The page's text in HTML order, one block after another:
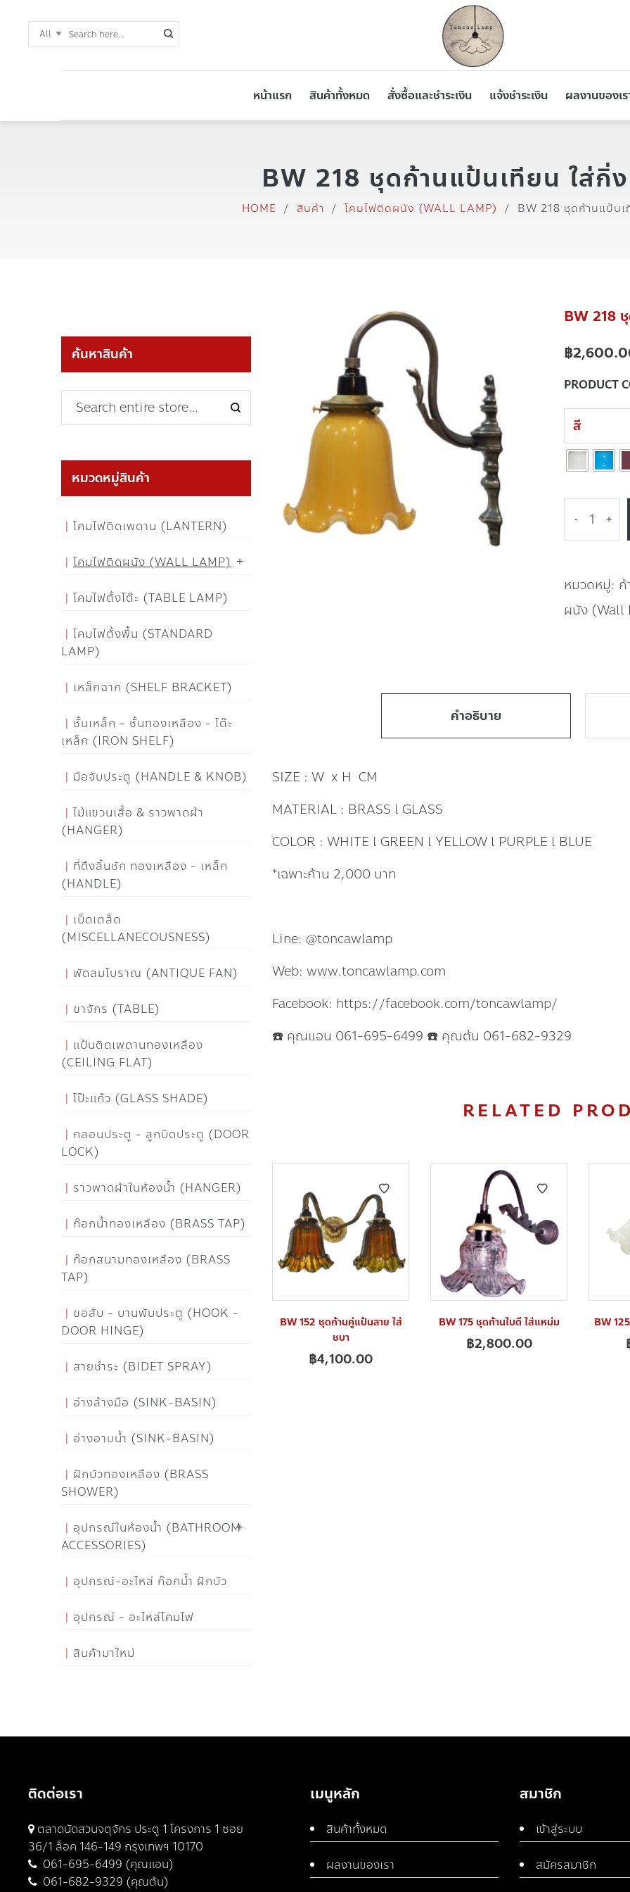
หน้าแรก สินค้าทั้งหมด สั่งซื้อและชำระเงิน แจ้งชำระเงิน ผลงานของเร
BW 218 ชุดก้านแป้นเทียน ใส่กิ่ง
HOME / สินค้า / โคมไฟติดผนัง (WALL LAMP) / BW 218 ชุดก้านแป้นเ
BW 218
฿
PRODUCT
สี
- +
หมวดหมู่:
ผนัง (Wall
คำอธิบาย
SIZE : W x H CM
MATERIAL : BRASS l GLASS
COLOR : WHITE l GREEN l YELLOW l PURPLE l BLUE
*เฉพาะก้าน 2,000 บาท
Line: @toncawlamp
Web: www.toncawlamp.com
Facebook: https://facebook.com/toncawlamp/
☎️ คุณแอน 061-695-6499 ☎️ คุณต้น 061-682-9329
RELATED
BW 152 ชุดก้านคู่แป้นลาย ใส่
ชบา
฿4,100.00
BW 175 ชุดก้านใบตี ใส่แหม่ม
฿2,800.00
BW
ค้นหาสินค้า
หมวดหมู่สินค้า
โคมไฟติดเพดาน (LANTERN)
โคมไฟติดผนัง (WALL LAMP)
โคมไฟตั้งโต๊ะ (TABLE LAMP)
โคมไฟตั้งพื้น (STANDARD
LAMP)
เหล็กฉาก (SHELF BRACKET)
ชั้นเหล็ก - ชั้นทองเหลือง - โต๊ะ
เหล็ก (IRON SHELF)
มือจับประตู (HANDLE & KNOB)
ไม้แขวนเสื้อ & ราวพาดผ้า
(HANGER)
ที่ดึงลิ้นชัก ทองเหลือง - เหล็ก
(HANDLE)
เบ็ดเตล็ด
(MISCELLANECOUSNESS)
พัดลมโบราณ (ANTIQUE FAN)
ขาจักร (TABLE)
แป้นติดเพดานทองเหลือง
(CEILING FLAT)
โป๊ะแก้ว (GLASS SHADE)
กลอนประตู - ลูกบิดประตู (DOOR
LOCK)
ราวพาดผ้าในห้องน้ำ (HANGER)
ก๊อกน้ำทองเหลือง (BRASS TAP)
ก๊อกสนามทองเหลือง (BRASS
TAP)
ขอสับ - บานพับประตู (HOOK -
DOOR HINGE)
สายชำระ (BIDET SPRAY)
อ่างล้างมือ (SINK-BASIN)
อ่างอาบน้ำ (SINK-BASIN)
ฝักบัวทองเหลือง (BRASS
SHOWER)
อุปกรณ์ในห้องน้ำ (BATHROOM
ACCESSORIES)
อุปกรณ์-อะไหล่ ก๊อกน้ำ ฝักบัว
อุปกรณ์ - อะไหล่โคมไฟ
สินค้ามาใหม่
ติดต่อเรา
ตลาดนัดสวนจตุจักร ประตู 1 โครงการ 1 ซอย
36/1 ล็อค 146-149 กรุงเทพฯ 10170
061-695-6499 (คุณแอน)
061-682-9329 (คุณต้น)
เมนูหลัก
สินค้าทั้งหมด
ผลงานของเรา
สมาชิก
เข้าสู่ระบบ
สมัครสมาชิก